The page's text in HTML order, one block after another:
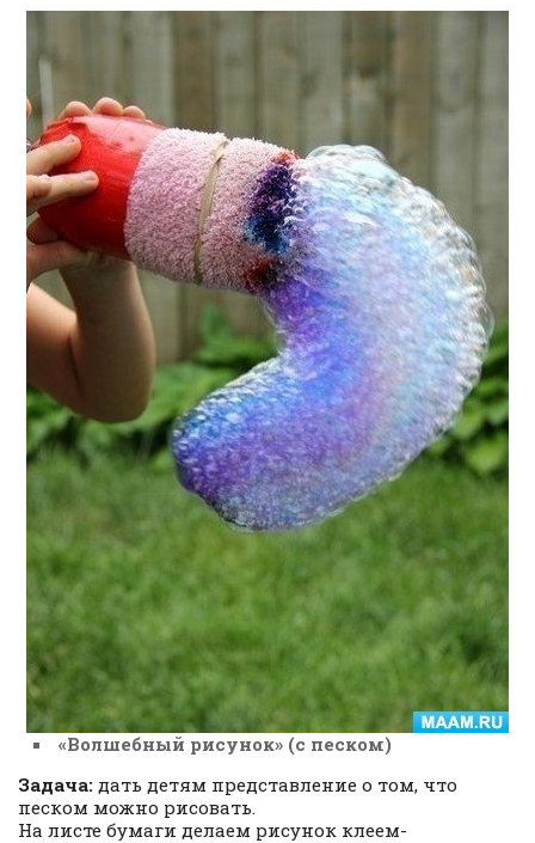
«Волшебный рисунок» (с песком)
Задача: дать детям представление о том, что
песком можно рисовать.
На листе бумаги делаем рисунок клеем-